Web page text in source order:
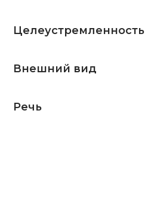
Целеустремленность
Внешний вид
Речь